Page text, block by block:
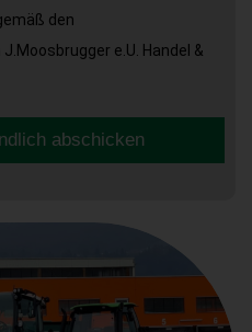
den
J.Moosbrugger e.U. Handel &
abschicken